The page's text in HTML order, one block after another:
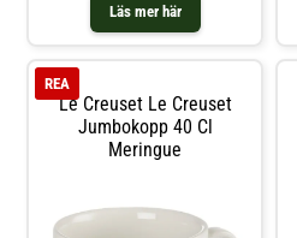
Läs mer här
Le Creuset Le Creuset
Jumbokopp 40 Cl
Meringue
REA